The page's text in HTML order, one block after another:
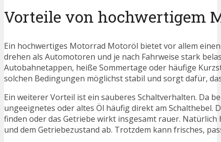
Vorteile von hochwertigem
Ein hochwertiges Motorrad Motoröl bietet vor allem
drehen als Automotoren und je nach Fahrweise stark
Autobahnetappen, heiße Sommertage oder häufige
solchen Bedingungen möglichst stabil und sorgt dafür,
Ein weiterer Vorteil ist ein sauberes Schaltverhalten. Da
ungeeignetes oder altes Öl häufig direkt am Schalthebel.
finden oder das Getriebe wirkt insgesamt rauer.
und dem Getriebezustand ab. Trotzdem kann frisches,